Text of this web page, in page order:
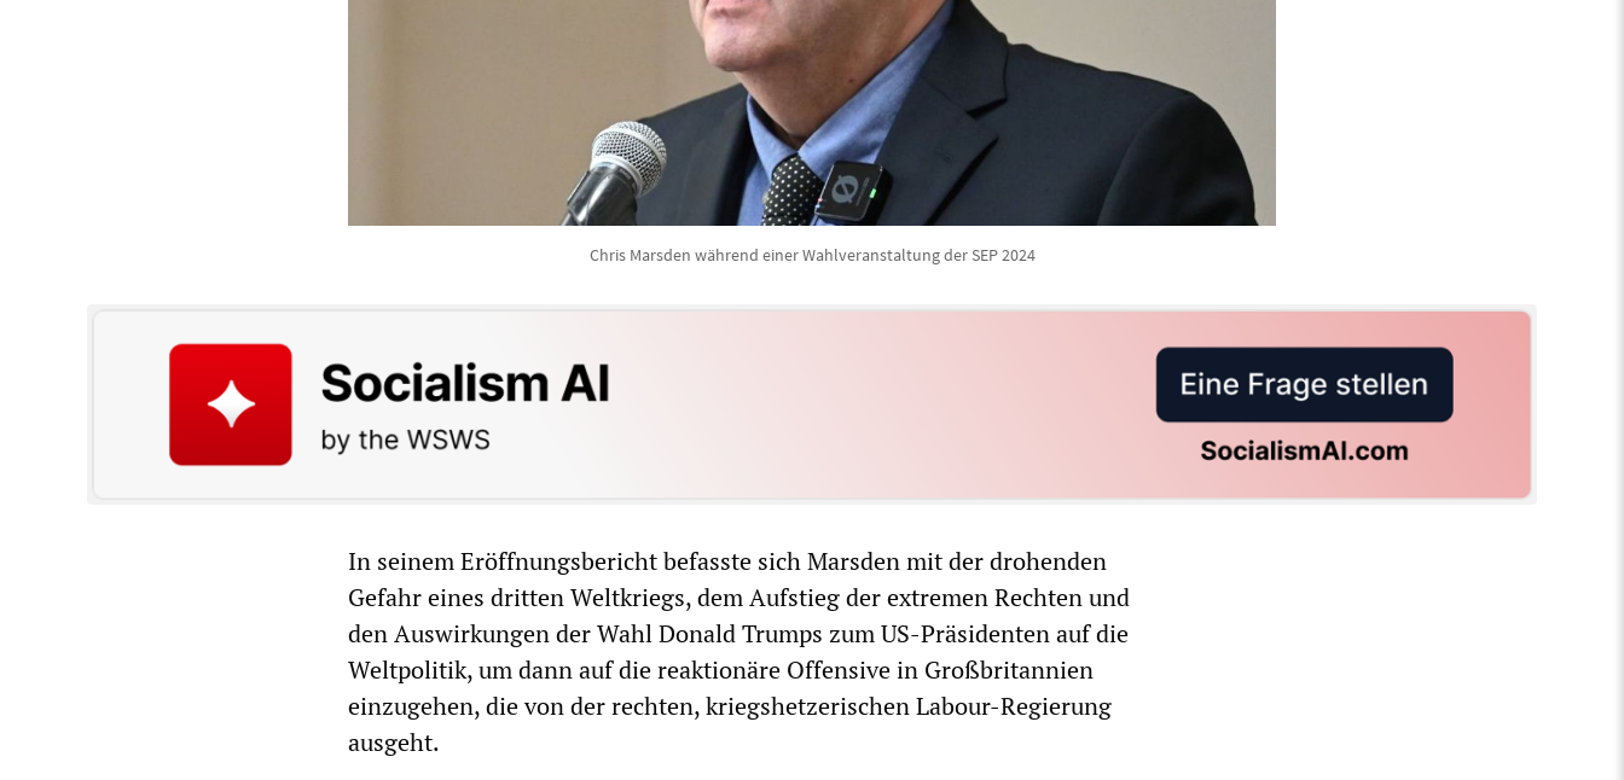
Chris Marsden während einer Wahlveranstaltung der SEP 2024
In seinem Eröffnungsbericht befasste sich Marsden mit der drohenden
Gefahr eines dritten Weltkriegs, dem Aufstieg der extremen Rechten und
den Auswirkungen der Wahl Donald Trumps zum US-Präsidenten auf die
Weltpolitik, um dann auf die reaktionäre Offensive in Großbritannien
einzugehen, die von der rechten, kriegshetzerischen Labour-Regierung
ausgeht.